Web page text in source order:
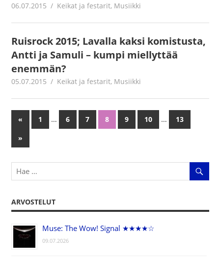
06.07.2015 mestanet
Keikat ja festarit, Musiikki
Ruisrock 2015; Lavalla kaksi komistusta,
Antti ja Samuli – kumpi miellyttää
enemmän?
05.07.2015 mestanet
Keikat ja festarit, Musiikki
Artikkelien
selaus
« Previous
Posts
1 … 6 7 8 9 10 …
13
Next
Posts
»
ARVOSTELUT
Muse: The Wow! Signal ★★★★☆
09.07.2026